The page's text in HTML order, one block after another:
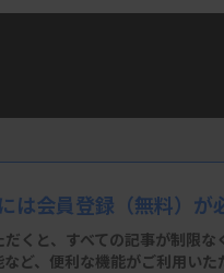
は会員登録 （無料）
くと、すべての記事が制限な
ど、便利な機能がご利用いた